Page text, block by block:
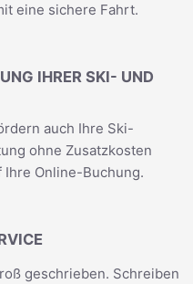
eine sichere Fahrt.
IHRER SKI- UND
auch Ihre Ski-
ohne Zusatzkosten
Online-Buchung.
geschrieben. Schreiben